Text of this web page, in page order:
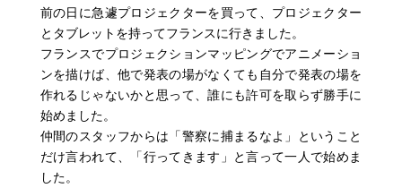
前の日に急遽プロジェクターを買って、プロジェクター
とタブレットを持ってフランスに行きました。
フランスでプロジェクションマッピングでアニメーショ
ンを描けば、他で発表の場がなくても自分で発表の場を
作れるじゃないかと思って、誰にも許可を取らず勝手に
始めました。
仲間のスタッフからは「警察に捕まるなよ」ということ
だけ言われて、「行ってきます」と言って一人で始めま
した。